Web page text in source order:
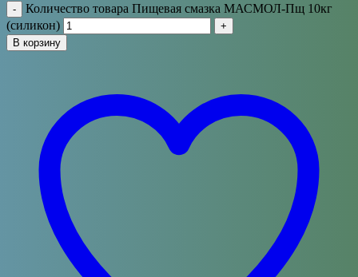
-
Количество товара Пищевая смазка МАСМОЛ-Пщ 10кг
(силикон)
+
В корзину